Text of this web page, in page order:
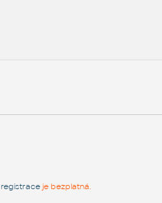
registraceje bezplatná.